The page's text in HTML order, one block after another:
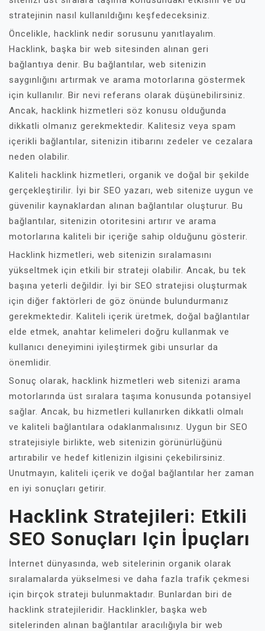
stratejinin nasıl kullanıldığını keşfedeceksiniz.
Öncelikle, hacklink nedir sorusunu yanıtlayalım.
Hacklink, başka bir web sitesinden alınan geri
bağlantıya denir. Bu bağlantılar, web sitenizin
saygınlığını artırmak ve arama motorlarına göstermek
için kullanılır. Bir nevi referans olarak düşünebilirsiniz.
Ancak, hacklink hizmetleri söz konusu olduğunda
dikkatli olmanız gerekmektedir. Kalitesiz veya spam
içerikli bağlantılar, sitenizin itibarını zedeler ve cezalara
neden olabilir.
Kaliteli hacklink hizmetleri, organik ve doğal bir şekilde
gerçekleştirilir. İyi bir SEO yazarı, web sitenize uygun ve
güvenilir kaynaklardan alınan bağlantılar oluşturur. Bu
bağlantılar, sitenizin otoritesini artırır ve arama
motorlarına kaliteli bir içeriğe sahip olduğunu gösterir.
Hacklink hizmetleri, web sitenizin sıralamasını
yükseltmek için etkili bir strateji olabilir. Ancak, bu tek
başına yeterli değildir. İyi bir SEO stratejisi oluşturmak
için diğer faktörleri de göz önünde bulundurmanız
gerekmektedir. Kaliteli içerik üretmek, doğal bağlantılar
elde etmek, anahtar kelimeleri doğru kullanmak ve
kullanıcı deneyimini iyileştirmek gibi unsurlar da
önemlidir.
Sonuç olarak, hacklink hizmetleri web sitenizi arama
motorlarında üst sıralara taşıma konusunda potansiyel
sağlar. Ancak, bu hizmetleri kullanırken dikkatli olmalı
ve kaliteli bağlantılara odaklanmalısınız. Uygun bir SEO
stratejisiyle birlikte, web sitenizin görünürlüğünü
artırabilir ve hedef kitlenizin ilgisini çekebilirsiniz.
Unutmayın, kaliteli içerik ve doğal bağlantılar her zaman
en iyi sonuçları getirir.
Hacklink Stratejileri: Etkili
SEO Sonuçları Için İpuçları
İnternet dünyasında, web sitelerinin organik olarak
sıralamalarda yükselmesi ve daha fazla trafik çekmesi
için birçok strateji bulunmaktadır. Bunlardan biri de
hacklink stratejileridir. Hacklinkler, başka web
sitelerinden alınan bağlantılar aracılığıyla bir web